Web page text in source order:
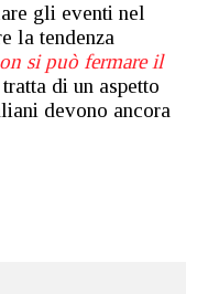
gli eventi nel
la tendenza
si può fermare il
di un aspetto
devono ancora